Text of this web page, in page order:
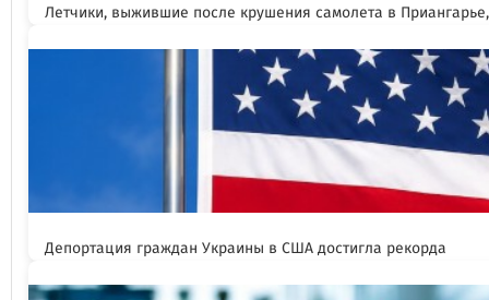
Летчики, выжившие после крушения самолета в
Депортация граждан Украины в США достигла рекорда